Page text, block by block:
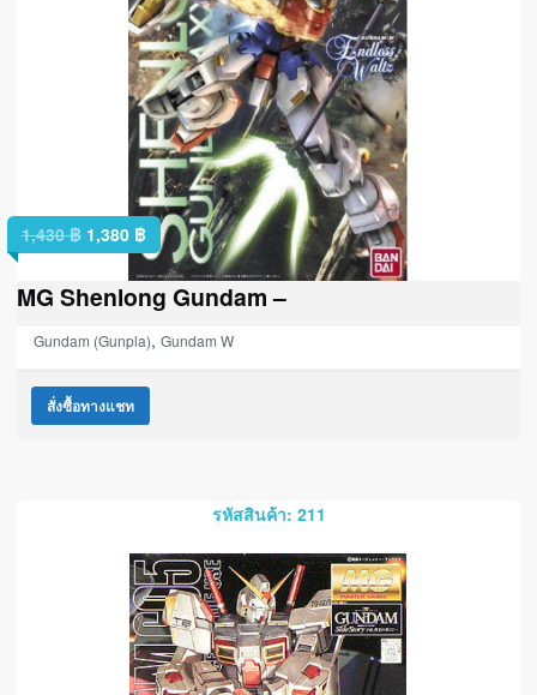
1,430฿ 1,380 ฿
MG Shenlong Gundam –
Gundam (Gunpla), Gundam W
สั่งซื้อทางแชท
รหัสสินค้า: 211